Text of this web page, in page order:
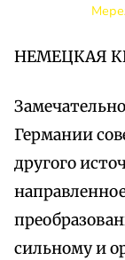
НЕМЕЦКАЯ
Германии
другого
сильному и